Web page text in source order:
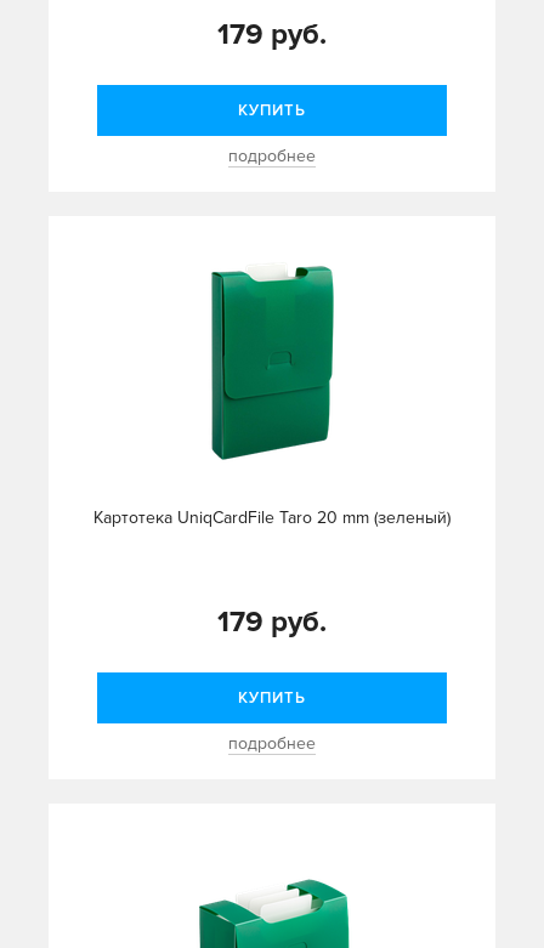
179 руб.
КУПИТЬ
подробнее
Картотека UniqCardFile Taro 20 mm (зеленый)
179 руб.
КУПИТЬ
подробнее